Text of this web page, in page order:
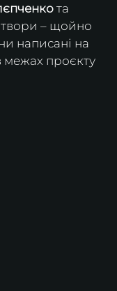
та
твори – щойно
написані на
межах проєкту